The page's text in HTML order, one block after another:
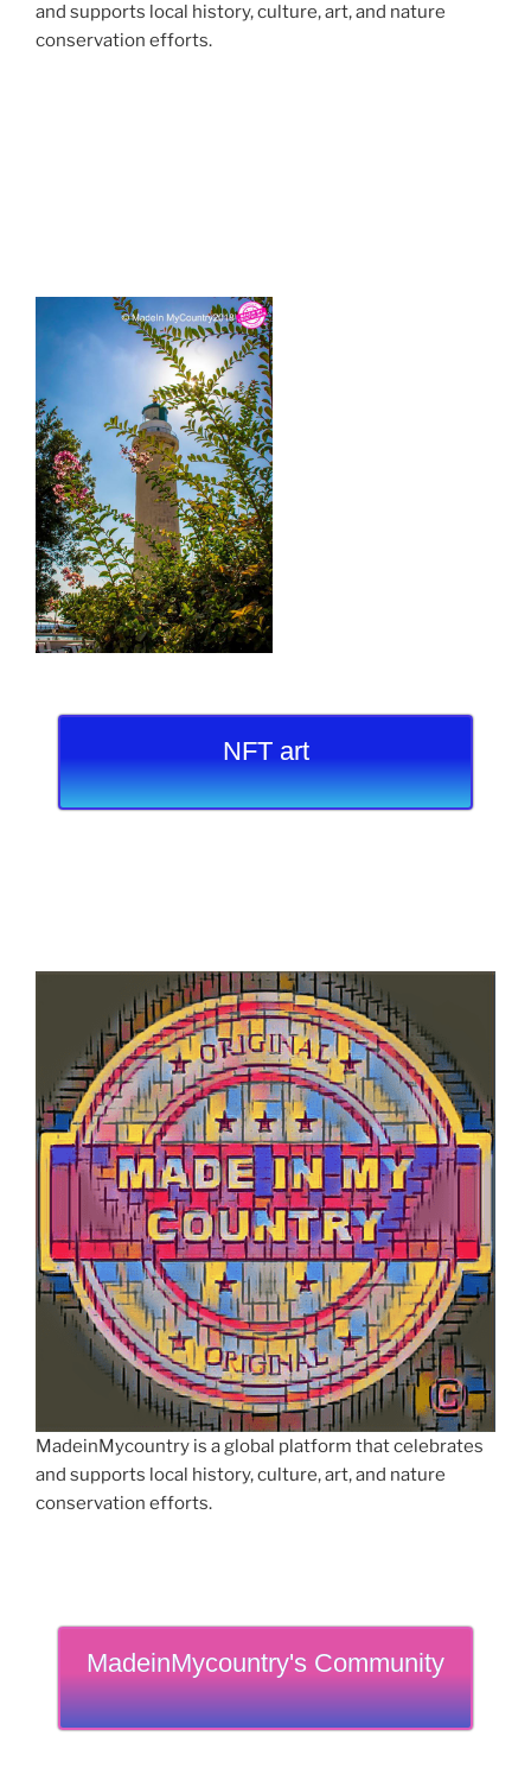
and supports local history, culture, art, and nature
conservation efforts.
NFT art
MadeinMycountry is a global platform that celebrates
and supports local history, culture, art, and nature
conservation efforts.
MadeinMycountry's Community